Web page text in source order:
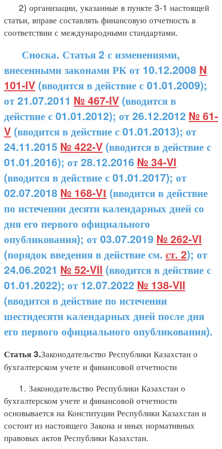
2) организации, указанные в пункте 3-1 настоящей
статьи, вправе составлять финансовую отчетность в
соответствии с международными стандартами.
Сноска. Статья 2 с изменениями,
внесенными законами РК от 10.12.2008 N
101-IV (вводится в действие с 01.01.2009);
от 21.07.2011 № 467-IV (вводится в
действие с 01.01.2012); от 26.12.2012 № 61-
V (вводится в действие с 01.01.2013); от
24.11.2015 № 422-V (вводится в действие с
01.01.2016); от 28.12.2016 № 34-VI
(вводится в действие с 01.01.2017); от
02.07.2018 № 168-VІ (вводится в действие
по истечении десяти календарных дней со
дня его первого официального
опубликования); от 03.07.2019 № 262-VI
(порядок введения в действие см. ст. 2); от
24.06.2021 № 52-VII (вводится в действие с
01.01.2022); от 12.07.2022 № 138-VII
(вводится в действие по истечении
шестидесяти календарных дней после дня
его первого официального опубликования).
Статья 3.Законодательство Республики Казахстан о
бухгалтерском учете и финансовой отчетности
1. Законодательство Республики Казахстан о
бухгалтерском учете и финансовой отчетности
основывается на Конституции Республики Казахстан и
состоит из настоящего Закона и иных нормативных
правовых актов Республики Казахстан.